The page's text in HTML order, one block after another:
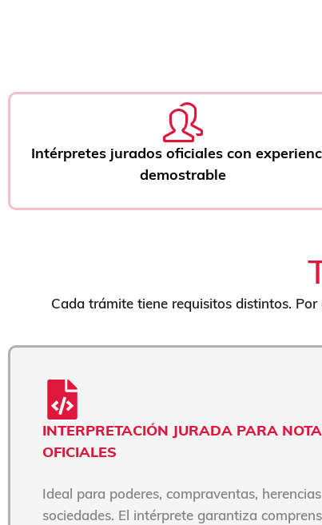
Intérpretes jurados oficiales con
demostrable
Cada trámite tiene requisitos distintos.
INTERPRETACIÓN JURADA PARA
OFICIALES
Ideal para poderes, compraventas,
sociedades. El intérprete garantiza